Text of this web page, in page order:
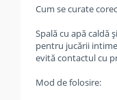
Cum se curate
Spală cu apă caldă
pentru jucării
evită contactul cu
Mod de folosire: